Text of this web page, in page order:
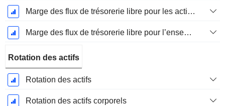
Marge des flux de trésorerie libre pour les actionnaires
Marge des flux de trésorerie libre pour l’ensemble des pourvoyeurs de fonds
Rotation des actifs
Rotation des actifs
Rotation des actifs corporels